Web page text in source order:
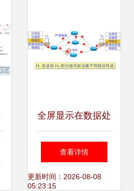
全屏显示在数据处
理课程中的应用与
设计
查看详情
更新时间：2026-08-08
05:23:15